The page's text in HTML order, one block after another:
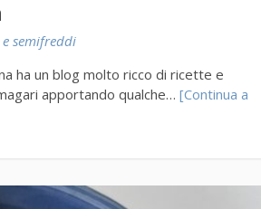
e semifreddi
ha un blog molto ricco di ricette e
apportando qualche… [Continua a